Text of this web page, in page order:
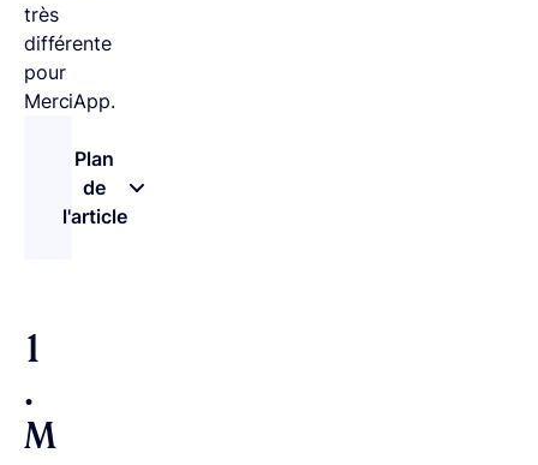
très
différente
pour
MerciApp.
Plan
de
l'article
1
.
M